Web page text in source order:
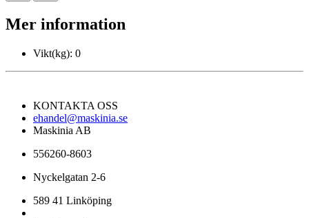
Mer information
Vikt(kg): 0
KONTAKTA OSS
ehandel@maskinia.se
Maskinia AB
556260-8603
Nyckelgatan 2-6
589 41 Linköping